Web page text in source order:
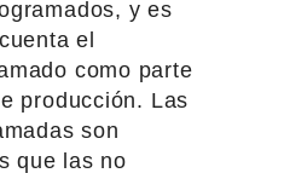
y es
el
como parte
producción. Las
son
que las no